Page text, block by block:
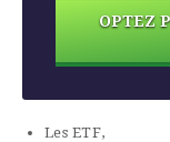
OPTEZ
Les ETF,